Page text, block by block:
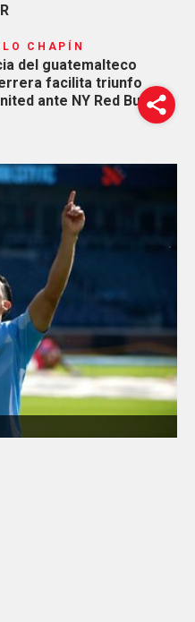
CHAPÍN
del guatemalteco
facilita triunfo
ante NY Red Bulls